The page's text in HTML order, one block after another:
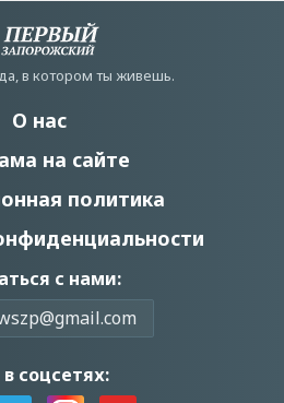
в котором ты живешь.
О нас
на сайте
политика
с нами:
соцсетях: